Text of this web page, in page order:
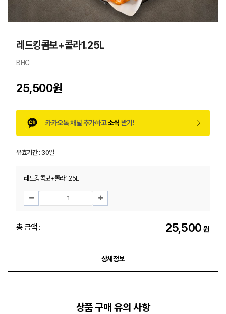
레드킹콤보+콜라1.25L
BHC
25,500원
카카오톡 채널 추가하고소식 받기!
유효기간 :30일
레드킹콤보+콜라1.25L
총 금액 : 25,500 원
상세정보
상품 구매 유의 사항